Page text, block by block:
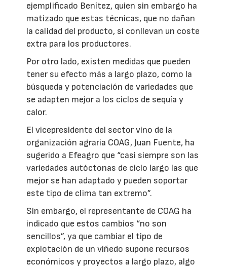
ejemplificado Benítez, quien sin embargo ha
matizado que estas técnicas, que no dañan
la calidad del producto, sí conllevan un coste
extra para los productores.
Por otro lado, existen medidas que pueden
tener su efecto más a largo plazo, como la
búsqueda y potenciación de variedades que
se adapten mejor a los ciclos de sequía y
calor.
El vicepresidente del sector vino de la
organización agraria COAG, Juan Fuente, ha
sugerido a Efeagro que “casi siempre son las
variedades autóctonas de ciclo largo las que
mejor se han adaptado y pueden soportar
este tipo de clima tan extremo”.
Sin embargo, el representante de COAG ha
indicado que estos cambios “no son
sencillos”, ya que cambiar el tipo de
explotación de un viñedo supone recursos
económicos y proyectos a largo plazo, algo